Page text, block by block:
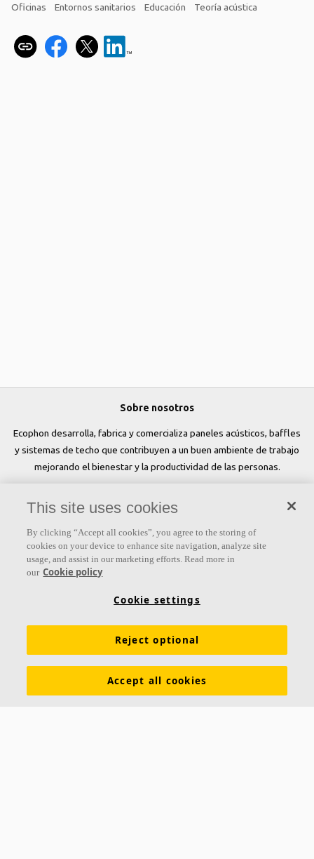
Oficinas Entornos sanitarios Educación Teoría acústica
Sobre nosotros
Ecophon desarrolla, fabrica y comercializa paneles acústicos, baffles
y sistemas de techo que contribuyen a un buen ambiente de trabajo
mejorando el bienestar y la productividad de las personas.
Links
Propiedades funcionales Glosario
Ventilación Difusa Descargar catálogos
This site uses cookies
By clicking “Accept all cookies”, you agree to the storing of
cookies on your device to enhance site navigation, analyze site
usage, and assist in our marketing efforts. Read more in
our Cookie policy
Cookie settings
Reject optional
Accept all cookies